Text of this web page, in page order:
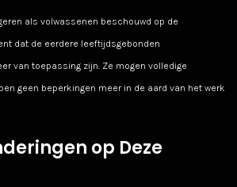
als volwassenen beschouwd op de
dat de eerdere leeftijdsgebonden
van toepassing zijn. Ze mogen volledige
geen beperkingen meer in de aard van het werk
op Deze